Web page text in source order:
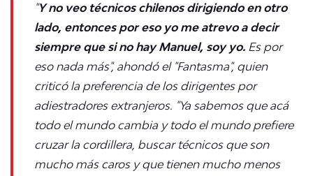
"Y no veo técnicos chilenos dirigiendo en otro
lado, entonces por eso yo me atrevo a decir
siempre que si no hay Manuel, soy yo. Es por
eso nada más", ahondó el "Fantasma", quien
criticó la preferencia de los dirigentes por
adiestradores extranjeros. "Ya sabemos que acá
todo el mundo cambia y todo el mundo prefiere
cruzar la cordillera, buscar técnicos que son
mucho más caros y que tienen mucho menos